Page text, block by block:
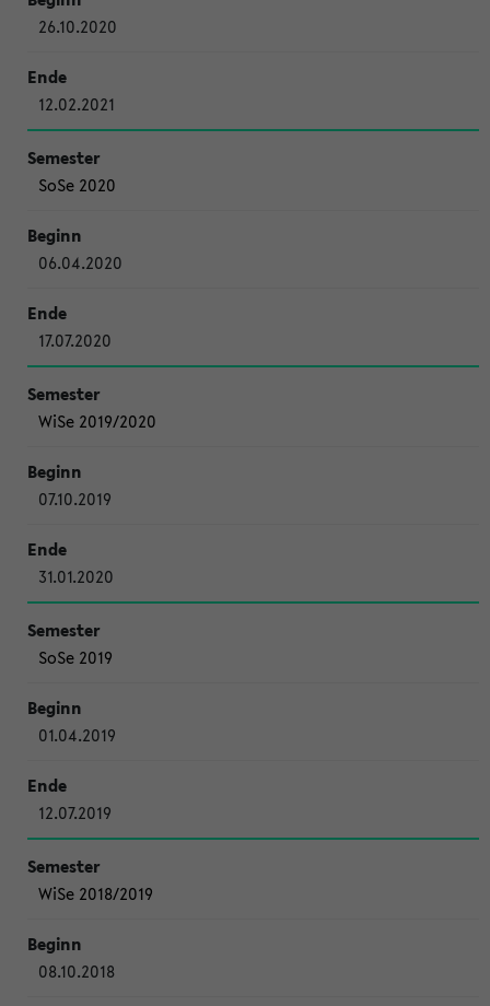
26.10.2020
12.02.2021
SoSe 2020
06.04.2020
17.07.2020
WiSe 2019/2020
07.10.2019
31.01.2020
SoSe 2019
01.04.2019
12.07.2019
WiSe 2018/2019
08.10.2018